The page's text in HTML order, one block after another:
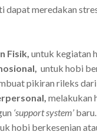
meredakan
Fisik, untuk kegiatan
untuk hobi
pikiran rileks dari
melakukan
‘support system’baru.
hobi berkesenian